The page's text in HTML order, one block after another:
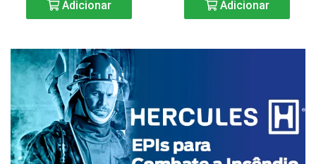
Adicionar Adicionar